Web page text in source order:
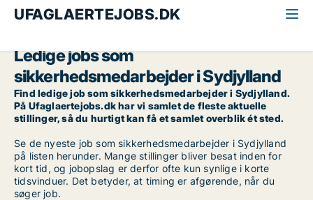
UFAGLAERTEJOBS.DK
Ledige jobs som
sikkerhedsmedarbejder i Sydjylland
Find ledige job som sikkerhedsmedarbejder i Sydjylland.
På Ufaglaertejobs.dk har vi samlet de fleste aktuelle
stillinger, så du hurtigt kan få et samlet overblik ét sted.
Se de nyeste job som sikkerhedsmedarbejder i Sydjylland
på listen herunder. Mange stillinger bliver besat inden for
kort tid, og jobopslag er derfor ofte kun synlige i korte
tidsvinduer. Det betyder, at timing er afgørende, når du
søger job.